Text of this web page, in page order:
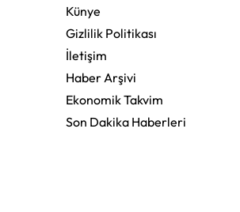
Künye
Gizlilik Politikası
İletişim
Haber Arşivi
Ekonomik Takvim
Son Dakika Haberleri